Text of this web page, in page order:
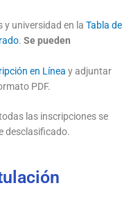
y universidad en laTabla de
.Se pueden
en Línea y adjuntar
PDF.
las inscripciones se
desclasificado.